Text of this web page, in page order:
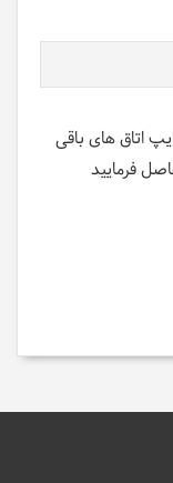
اتاق های باقی
فرمایید